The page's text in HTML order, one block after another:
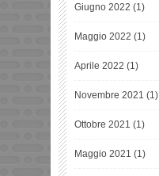
Giugno 2022 (1)
Maggio 2022 (1)
Aprile 2022 (1)
Novembre 2021 (1)
Ottobre 2021 (1)
Maggio 2021 (1)